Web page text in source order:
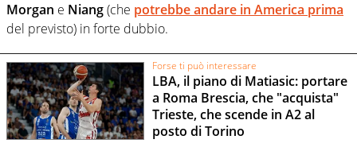
Morgan e Niang(che potrebbe andare in America prima
del previsto) in forte dubbio.
Forse ti può interessare
LBA, il piano di Matiasic: portare
a Roma Brescia, che "acquista"
Trieste, che scende in A2 al
posto di Torino